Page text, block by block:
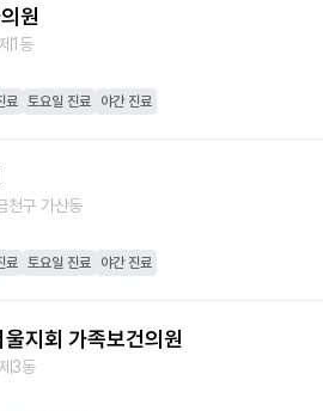
원
1동
료 토요일 진료 야간 진료
천구 가산동
료 토요일 진료 야간 진료
지회 가족보건의원
3동